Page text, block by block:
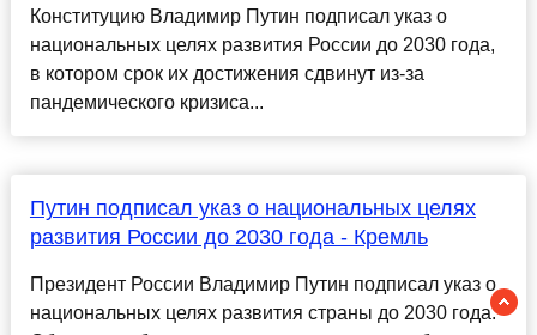
Конституцию Владимир Путин подписал указ о
национальных целях развития России до 2030 года,
в котором срок их достижения сдвинут из-за
пандемического кризиса...
Путин подписал указ о национальных целях
развития России до 2030 года - Кремль
Президент России Владимир Путин подписал указ о
национальных целях развития страны до 2030 года.